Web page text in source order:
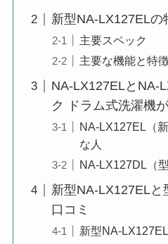
新型NA-LX127ELの
主要スペック
主要な機能と特
NA-LX127ELとNA-
ク ドラム式洗濯機
NA-LX127EL（
な人
NA-LX127DL（
新型NA-LX127EL
口コミ
新型NA-